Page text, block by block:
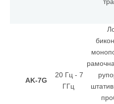
AK-7G
20 Гц - 7
ГГц